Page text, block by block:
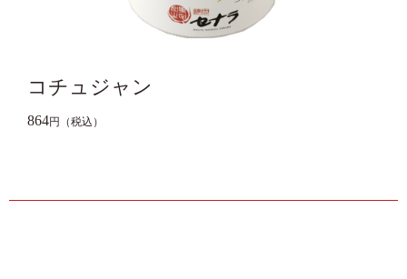
コチュジャン
864円（税込）